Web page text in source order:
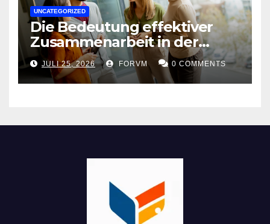
UNCATEGORIZED
Die Bedeutung effektiver
Zusammenarbeit in der
Arbeitswelt
JULI 25, 2026 FORVM 0 COMMENTS